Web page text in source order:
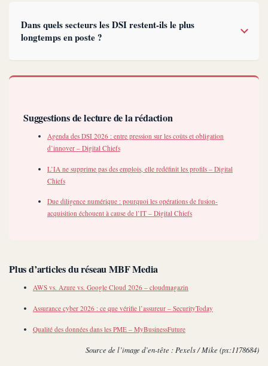
Dans quels secteurs les DSI restent-ils le plus
longtemps en poste ?
Suggestions de lecture de la rédaction
Agenda des DSI 2026 : entre pression sur les coûts et obligation
d’innover – Digital Chiefs
L’IA ne supprime pas des emplois, elle redéfinit les profils – Digital
Chiefs
Due diligence numérique : pourquoi les opérations de fusion-
acquisition échouent à cause de l’IT – Digital Chiefs
Plus d’articles du réseau MBF Media
AWS vs. Azure vs. Google Cloud 2026 – cloudmagazin
Assurance cyber 2026 : ce que vérifie l’assureur – SecurityToday
Qualité des données dans les PME – MyBusinessFuture
Source de l’image d’en-tête : Pexels / Mike (px:1178684)